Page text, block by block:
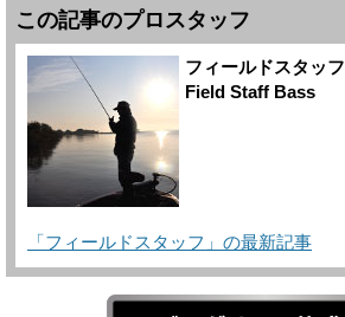
この記事のプロスタッフ
フィールドスタッフ
Field Staff Bass
「フィールドスタッフ」の最新記事